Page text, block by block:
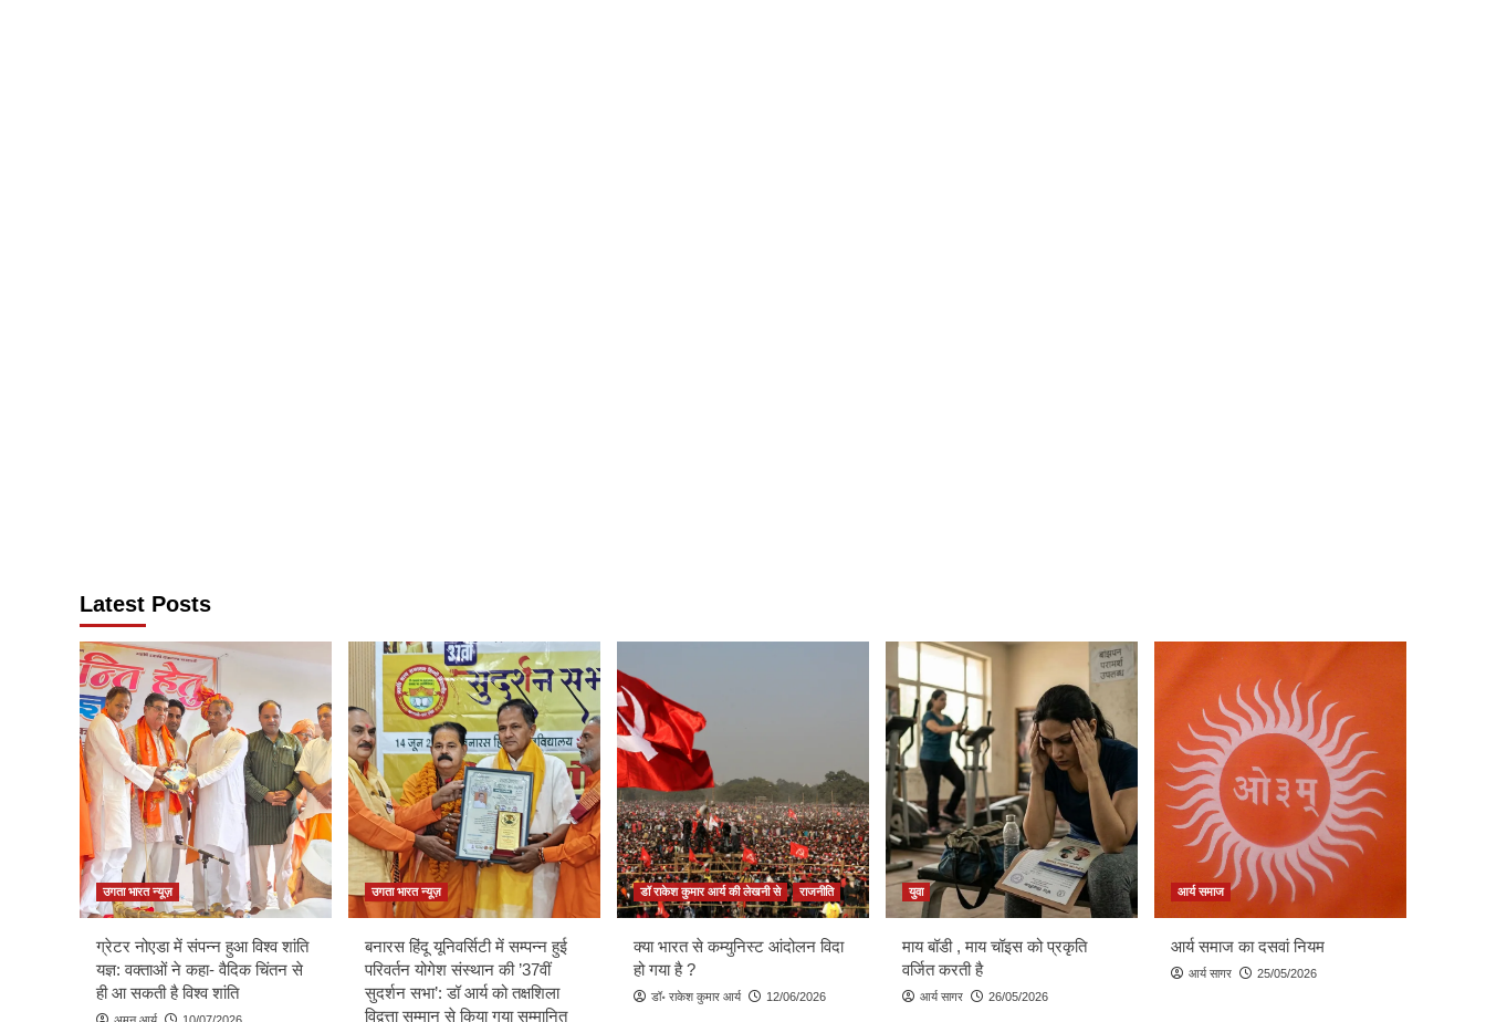
Latest Posts
उगता भारत न्यूज़
ग्रेटर नोएडा में संपन्न हुआ विश्व शांति
यज्ञ: वक्ताओं ने कहा- वैदिक चिंतन से
ही आ सकती है विश्व शांति
उगता भारत न्यूज़
बनारस हिंदू यूनिवर्सिटी में सम्पन्न हुई
परिवर्तन योगेश संस्थान की ’37वीं
सुदर्शन सभा’: डॉ आर्य को तक्षशिला
विद्वत्ता सम्मान से किया गया सम्मानित
डॉ राकेश कुमार आर्य की लेखनी से राजनीति
क्या भारत से कम्युनिस्ट आंदोलन विदा
हो गया है ?
डॉ॰ राकेश कुमार आर्य 12/06/2026
युवा
माय बॉडी , माय चॉइस को प्रकृति
वर्जित करती है
आर्य सागर 26/05/2026
आर्य समाज
आर्य समाज का दसवां नियम
आर्य सागर 25/05/2026